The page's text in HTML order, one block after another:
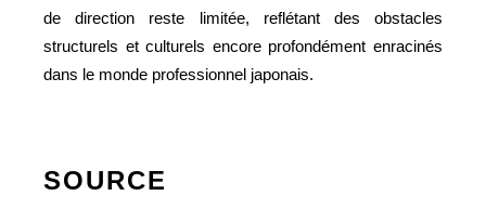
de direction reste limitée, reflétant des obstacles
structurels et culturels encore profondément enracinés
dans le monde professionnel japonais.
SOURCE